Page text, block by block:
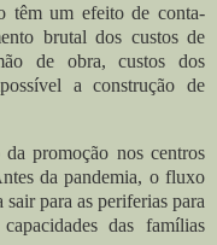
têm um efeito de conta-
brutal dos custos de
de obra, custos dos
a construção de
da promoção nos centros
da pandemia, o fluxo
para as periferias para
das famílias